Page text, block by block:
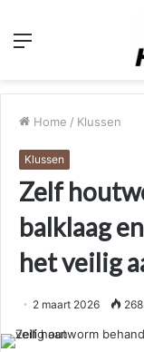
Menu
Home / Klussen
Klussen
Zelf
balklaag
het veilig
2 maart 2026 268